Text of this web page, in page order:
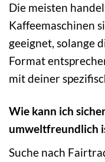
Die meisten
Kaffeemaschinen
geeignet, solange
Format
mit deiner
Wie kann ich
umweltfreundlich
Suche nach